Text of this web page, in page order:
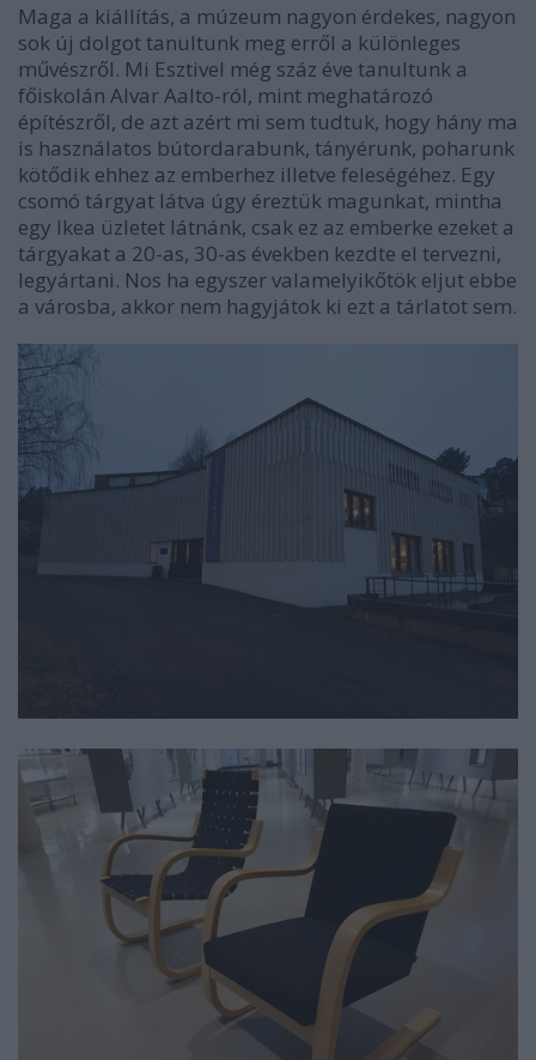
Maga a kiállítás, a múzeum nagyon érdekes, nagyon
sok új dolgot tanultunk meg erről a különleges
művészről. Mi Esztivel még száz éve tanultunk a
főiskolán Alvar Aalto-ról, mint meghatározó
építészről, de azt azért mi sem tudtuk, hogy hány ma
is használatos bútordarabunk, tányérunk, poharunk
kötődik ehhez az emberhez illetve feleségéhez. Egy
csomó tárgyat látva úgy éreztük magunkat, mintha
egy Ikea üzletet látnánk, csak ez az emberke ezeket a
tárgyakat a 20-as, 30-as években kezdte el tervezni,
legyártani. Nos ha egyszer valamelyikőtök eljut ebbe
a városba, akkor nem hagyjátok ki ezt a tárlatot sem.